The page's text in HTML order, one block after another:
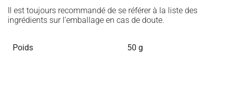
Il est toujours recommandé de se référer à la liste des
ingrédients sur l’emballage en cas de doute.
Poids 50 g